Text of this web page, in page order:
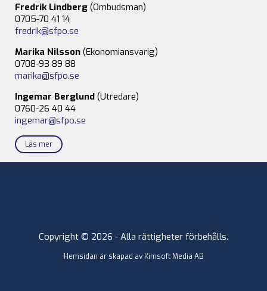
Fredrik Lindberg (Ombudsman)
0705-70 41 14
fredrik@sfpo.se
Marika Nilsson (Ekonomiansvarig)
0708-93 89 88
marika@sfpo.se
Ingemar Berglund (Utredare)
0760-26 40 44
ingemar@sfpo.se
Läs mer
Copyright © 2026 - Alla rättigheter förbehålls.
Hemsidan är skapad av Kimsoft Media AB